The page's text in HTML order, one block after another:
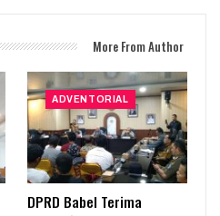
More From Author
ADVENTORIAL
DPRD Babel Terima